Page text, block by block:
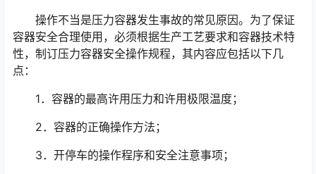
操作不当是压力容器发生事故的常见原因。为了保证
容器安全合理使用，必须根据生产工艺要求和容器技术特
性，制订压力容器安全操作规程，其内容应包括以下几
点：
1．容器的最高许用压力和许用极限温度；
2．容器的正确操作方法；
3．开停车的操作程序和安全注意事项；